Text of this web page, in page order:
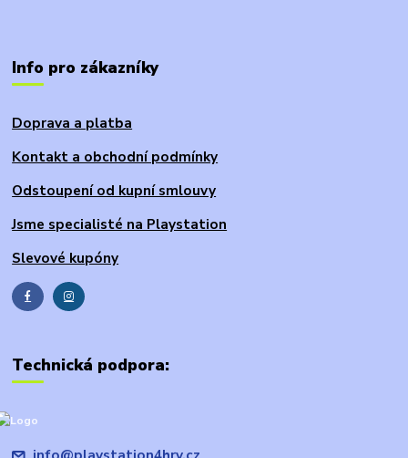
Info pro zákazníky
Doprava a platba
Kontakt a obchodní podmínky
Odstoupení od kupní smlouvy
Jsme specialisté na Playstation
Slevové kupóny
Technická podpora: